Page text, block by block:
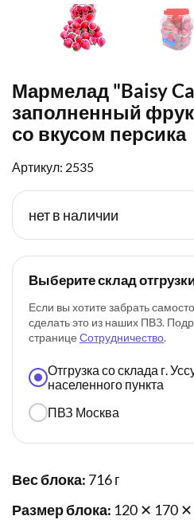
Мармелад "Baisy
заполненный
со вкусом персика
Артикул: 2535
нет в наличии
Выберите склад
Если вы хотите забрать
сделать это из наших ПВЗ.
странице Сотрудничество.
Отгрузка со склада г.
населенного пункта
ПВЗ Москва
Вес блока: 716 г
Размер блока: 120 ✕ 170